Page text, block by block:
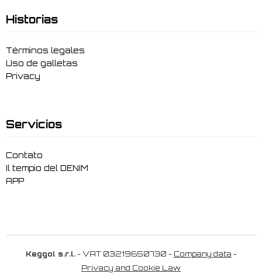
Historias
Términos legales
Uso de galletas
Privacy
Servicios
Contato
Il tempio del DENIM
APP
Keggol s.r.l.- VAT 03219650730 - Company data -
Privacy and Cookie Law